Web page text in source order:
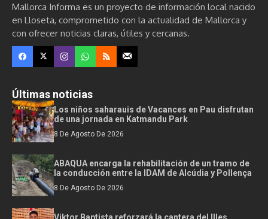
Mallorca Informa es un proyecto de información local nacido
en Lloseta, comprometido con la actualidad de Mallorca y
con ofrecer noticias claras, útiles y cercanas.
Últimas noticias
Los niños saharauis de Vacances en Pau disfrutan
de una jornada en Katmandu Park
8 De Agosto De 2026
ABAQUA encarga la rehabilitación de un tramo de
la conducción entre la IDAM de Alcúdia y Pollença
8 De Agosto De 2026
Viktor Baptista reforzará la cantera del Illes